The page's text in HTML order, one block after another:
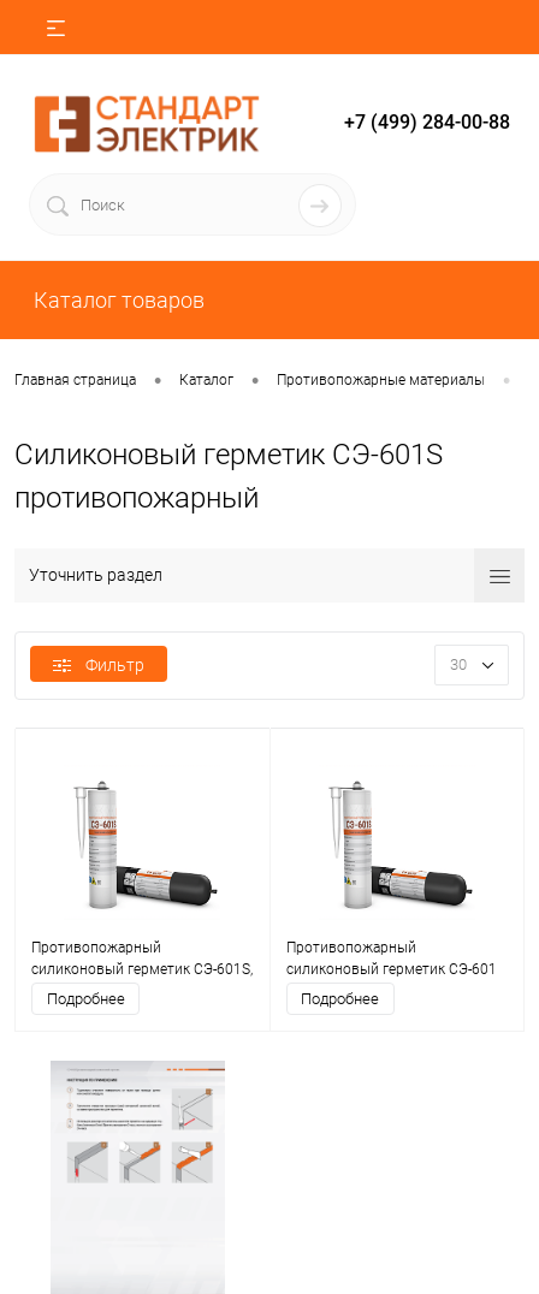
+7 (499) 284-00-88
Каталог товаров
Главная страница • Каталог • Противопожарные материалы •
Силиконовый герметик СЭ-601S
противопожарный
Уточнить раздел
Фильтр 30
Противопожарный
силиконовый герметик СЭ-601S,
600 мл
Подробнее
Противопожарный
силиконовый герметик СЭ-601
S, 310 мл
Подробнее